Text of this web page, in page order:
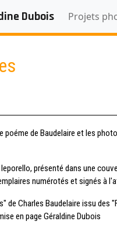
Dubois Projets
poéme de Baudelaire et les
présenté dans une
numérotés et signés à
de Charles Baudelaire issu des
en page Géraldine Dubois